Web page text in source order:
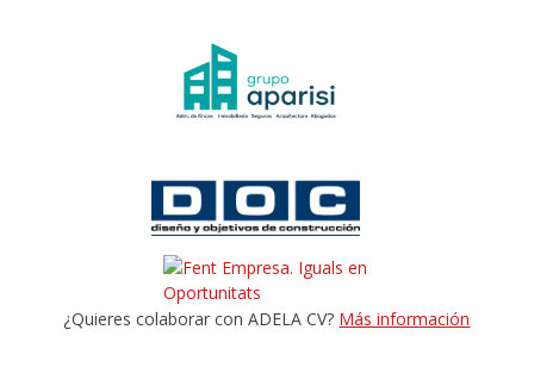
¿Quieres colaborar con ADELA CV? Más información